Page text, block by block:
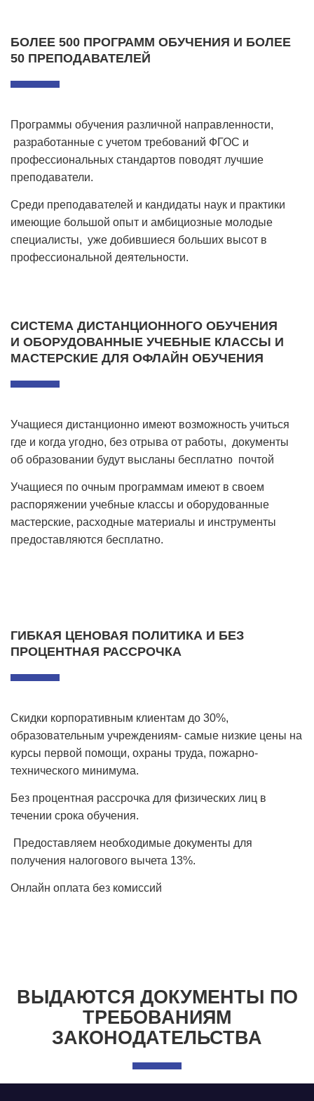
БОЛЕЕ 500 ПРОГРАММ ОБУЧЕНИЯ И БОЛЕЕ
50 ПРЕПОДАВАТЕЛЕЙ
Программы обучения различной направленности,
разработанные с учетом требований ФГОС и
профессиональных стандартов поводят лучшие
преподаватели.
Среди преподавателей и кандидаты наук и практики
имеющие большой опыт и амбициозные молодые
специалисты, уже добившиеся больших высот в
профессиональной деятельности.
СИСТЕМА ДИСТАНЦИОННОГО ОБУЧЕНИЯ
И ОБОРУДОВАННЫЕ УЧЕБНЫЕ КЛАССЫ И
МАСТЕРСКИЕ ДЛЯ ОФЛАЙН ОБУЧЕНИЯ
Учащиеся дистанционно имеют возможность учиться
где и когда угодно, без отрыва от работы, документы
об образовании будут высланы бесплатно почтой
Учащиеся по очным программам имеют в своем
распоряжении учебные классы и оборудованные
мастерские, расходные материалы и инструменты
предоставляются бесплатно.
ГИБКАЯ ЦЕНОВАЯ ПОЛИТИКА И БЕЗ
ПРОЦЕНТНАЯ РАССРОЧКА
Скидки корпоративным клиентам до 30%,
образовательным учреждениям- самые низкие цены на
курсы первой помощи, охраны труда, пожарно-
технического минимума.
Без процентная рассрочка для физических лиц в
течении срока обучения.
Предоставляем необходимые документы для
получения налогового вычета 13%.
Онлайн оплата без комиссий
ВЫДАЮТСЯ ДОКУМЕНТЫ ПО
ТРЕБОВАНИЯМ
ЗАКОНОДАТЕЛЬСТВА